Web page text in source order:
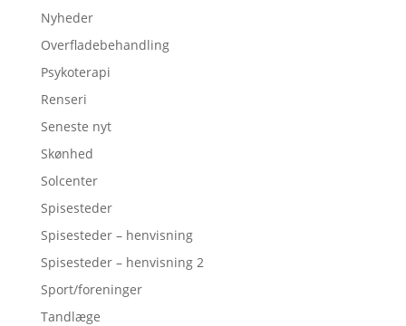
Nyheder
Overfladebehandling
Psykoterapi
Renseri
Seneste nyt
Skønhed
Solcenter
Spisesteder
Spisesteder – henvisning
Spisesteder – henvisning 2
Sport/foreninger
Tandlæge